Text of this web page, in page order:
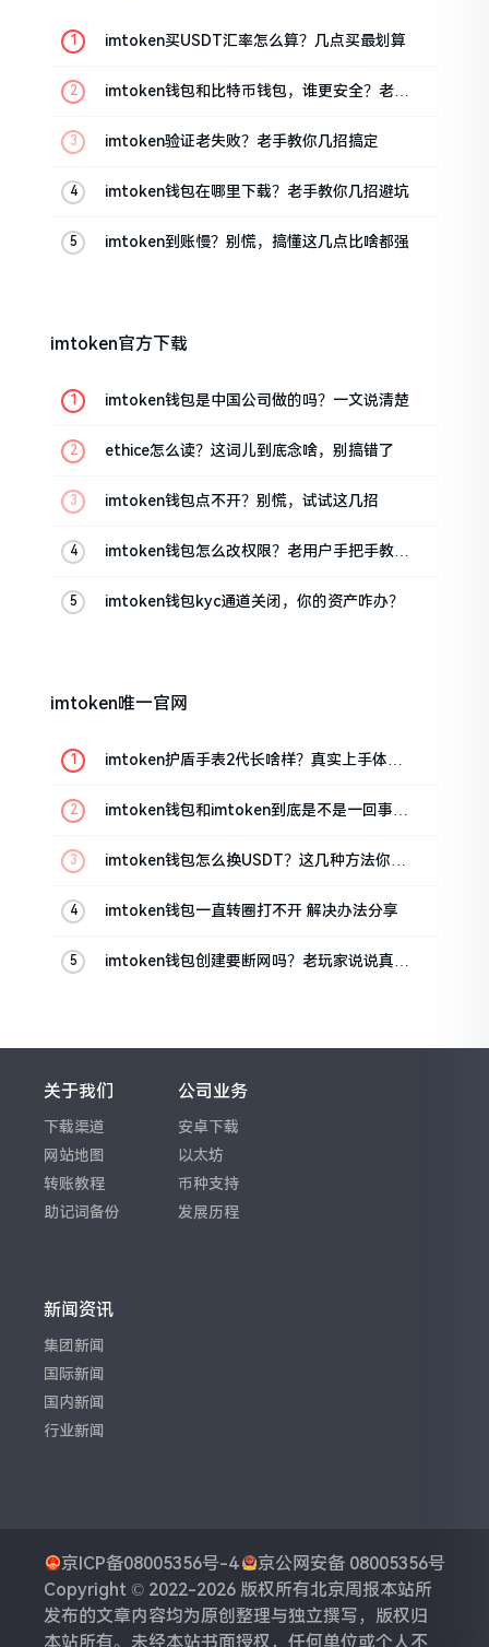
imtoken买USDT汇率怎么算？几点买最划算
imtoken钱包和比特币钱包，谁更安全？老玩
imtoken验证老失败？老手教你几招搞定
imtoken钱包在哪里下载？老手教你几招避坑
imtoken到账慢？别慌，搞懂这几点比啥都强
imtoken官方下载
imtoken钱包是中国公司做的吗？一文说清楚
ethice怎么读？这词儿到底念啥，别搞错了
imtoken钱包点不开？别慌，试试这几招
imtoken钱包怎么改权限？老用户手把手教你
imtoken钱包kyc通道关闭，你的资产咋办？
imtoken唯一官网
imtoken护盾手表2代长啥样？真实上手体验
imtoken钱包和imtoken到底是不是一回事？
imtoken钱包怎么换USDT？这几种方法你得
imtoken钱包一直转圈打不开 解决办法分享
imtoken钱包创建要断网吗？老玩家说说真实
关于我们
下载渠道
网站地图
转账教程
助记词备份
公司业务
安卓下载
以太坊
币种支持
发展历程
新闻资讯
集团新闻
国际新闻
国内新闻
行业新闻
京ICP备08005356号-4
京公网安备 08005356号
Copyright © 2022-2026 版权所有北京周报本站所
发布的文章内容均为原创整理与独立撰写，版权归
本站所有。未经本站书面授权，任何单位或个人不